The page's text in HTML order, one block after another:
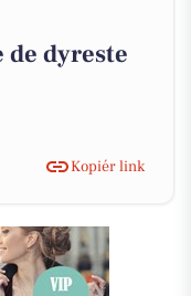
de dyreste
Kopiér link